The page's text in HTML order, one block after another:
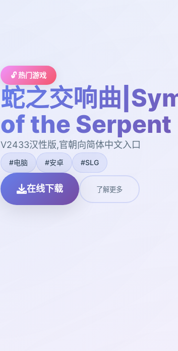
🔓 热门游戏
蛇之交响曲
of the Serpent
V2433汉性版,官朝向简体中文入口
#电脑 #安卓 #SLG
在线下载 了解更多